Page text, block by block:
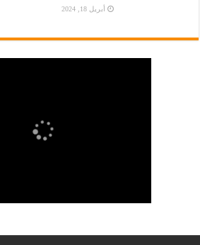
أبريل 18, 2024